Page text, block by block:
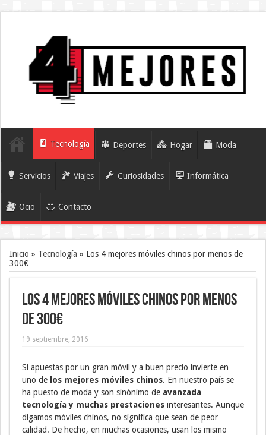
Tecnología Deportes Hogar Moda
Servicios Viajes Curiosidades Informática
Ocio Contacto
Inicio » Tecnología » Los 4 mejores móviles chinos por menos de
300€
Los 4 mejores móviles chinos por menos
de 300€
19 septiembre, 2016
Si apuestas por un gran móvil y a buen precio invierte en
uno de los mejores móviles chinos. En nuestro país se
ha puesto de moda y son sinónimo de avanzada
tecnología y muchas prestaciones interesantes. Aunque
digamos móviles chinos, no significa que sean de peor
calidad. De hecho, en muchas ocasiones, usan los mismo